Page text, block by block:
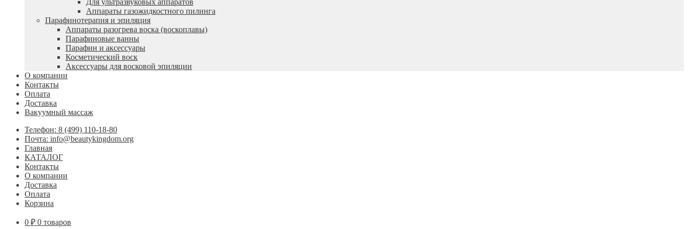
Для ультразвуковых аппаратов
Аппараты газожидкостного пилинга
Парафинотерапия и эпиляция
Аппараты разогрева воска (воскоплавы)
Парафиновые ванны
Парафин и аксессуары
Косметический воск
Аксессуары для восковой эпиляции
О компании
Контакты
Оплата
Доставка
Вакуумный массаж
Телефон: 8 (499) 110-18-80
Почта: info@beautykingdom.org
Главная
КАТАЛОГ
Контакты
О компании
Доставка
Оплата
Корзина
0 ₽ 0 товаров